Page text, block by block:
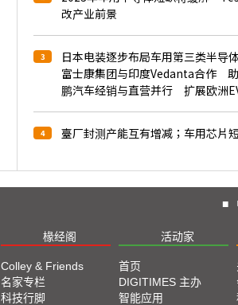
改产业前景
3
日本电装逐步布局车用第三类半导
富士康集团与印度Vedanta合作
鹏汽车经销与直营并行 扩展欧洲
4 臺厂封测产能互有增减；车用芯片
■
椽经阁 活动家
Colley & Friends
名家专栏
科技行脚
首页
DIGITIMES 主办
智能应用